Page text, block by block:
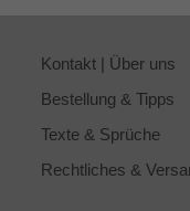
Kontakt | Über uns
Bestellung & Tipps
Texte & Sprüche
Rechtliches &